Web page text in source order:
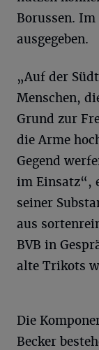
Borussen.
ausgegeben.
„Auf der
Menschen,
Grund zur
die Arme
Gegend
im Einsatz“,
seiner
aus
BVB in
alte Trikots
Die
Becker